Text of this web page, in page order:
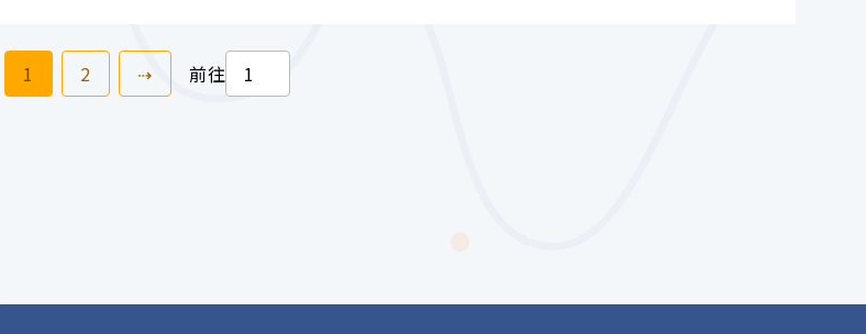
頁前往
1 前往
2 ⇢下一頁前往